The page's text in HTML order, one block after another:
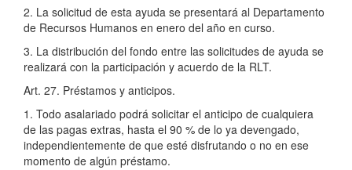
2. La solicitud de esta ayuda se presentará al Departamento
de Recursos Humanos en enero del año en curso.
3. La distribución del fondo entre las solicitudes de ayuda se
realizará con la participación y acuerdo de la RLT.
Art. 27. Préstamos y anticipos.
1. Todo asalariado podrá solicitar el anticipo de cualquiera
de las pagas extras, hasta el 90 % de lo ya devengado,
independientemente de que esté disfrutando o no en ese
momento de algún préstamo.